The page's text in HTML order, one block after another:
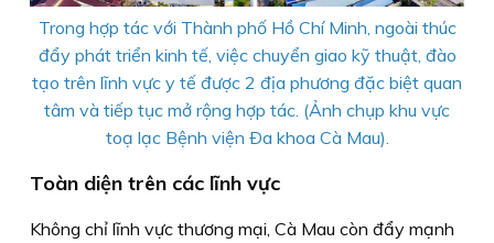
Trong hợp tác với Thành phố Hồ Chí Minh, ngoài thúc
đẩy phát triển kinh tế, việc chuyển giao kỹ thuật, đào
tạo trên lĩnh vực y tế được 2 địa phương đặc biệt quan
tâm và tiếp tục mở rộng hợp tác. (Ảnh chụp khu vực
toạ lạc Bệnh viện Ða khoa Cà Mau).
Toàn diện trên các lĩnh vực
Không chỉ lĩnh vực thương mại, Cà Mau còn đẩy mạnh